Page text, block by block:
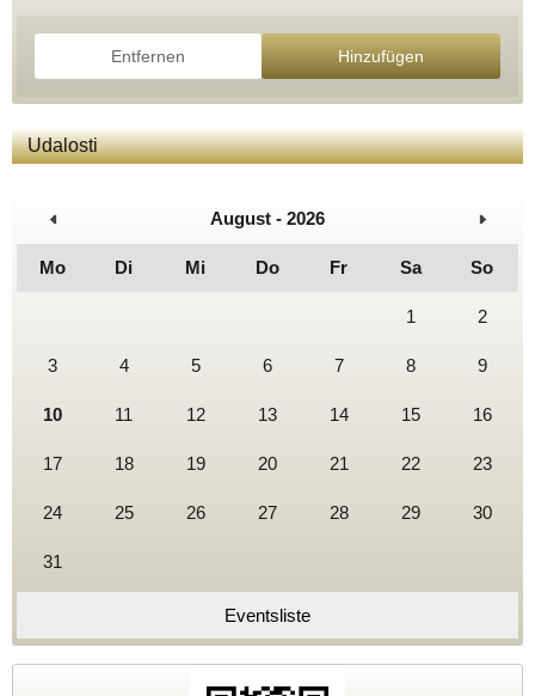
Entfernen Hinzufügen
Udalosti
August - 2026
Mo Di Mi Do Fr Sa So
1 2
3 4 5 6 7 8 9
10 11 12 13 14 15 16
17 18 19 20 21 22 23
24 25 26 27 28 29 30
31
Eventsliste